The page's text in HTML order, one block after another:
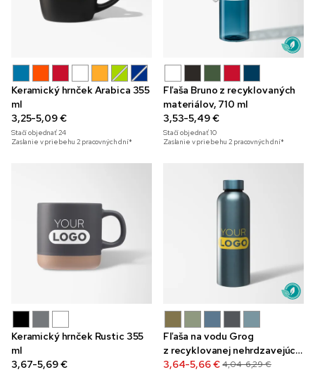
Keramický hrnček Arabica 355
ml
3,25-5,09 €
Stačí objednať24
Zaslanie v priebehu 2 pracovných dní*
Fľaša Bruno z recyklovaných
materiálov, 710 ml
3,53-5,49 €
Stačí objednať10
Zaslanie v priebehu 2 pracovných dní*
Keramický hrnček Rustic 355
ml
3,67-5,69 €
Fľaša na vodu Grog
z recyklovanej nehrdzavejúcej
ocele, 710 ml
3,64-5,66 € 4,04-6,29 €